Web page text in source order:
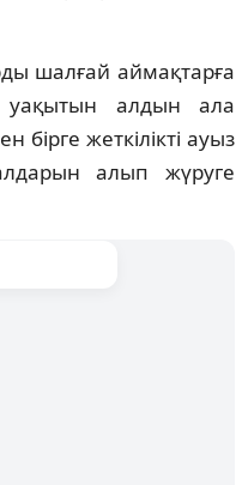
шалғай аймақтарға
алдын ала
бірге жеткілікті ауыз
алып жүруге